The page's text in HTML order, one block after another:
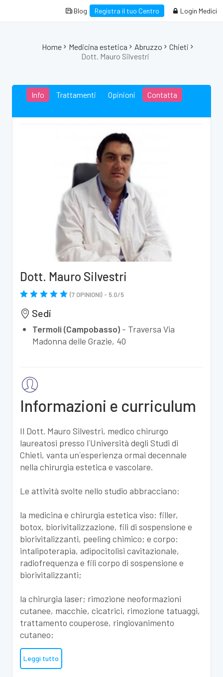
Blog Registra il tuo Centro Login Medici
Home Medicina estetica Abruzzo
Chieti
Dott. Mauro Silvestri
Info Trattamenti Opinioni Contatta
Dott. Mauro Silvestri
(7 OPINIONI) - 5.0/5
Sedi
Termoli (Campobasso) - Traversa Via
Madonna delle Grazie, 40
Informazioni e curriculum
Il Dott. Mauro Silvestri, medico chirurgo
laureatosi presso l´Università degli Studi di
Chieti, vanta un´esperienza ormai decennale
nella chirurgia estetica e vascolare.
Le attività svolte nello studio abbracciano:
la medicina e chirurgia estetica viso: filler,
botox, biorivitalizzazione, fili di sospensione e
biorivitalizzanti, peeling chimico; e corpo:
intalipoterapia, adipocitolisi cavitazionale,
radiofrequenza e fili corpo di sospensione e
biorivitalizzanti;
la chirurgia laser; rimozione neoformazioni
cutanee, macchie, cicatrici, rimozione tatuaggi,
trattamento couperose, ringiovanimento
cutaneo;
Leggi tutto